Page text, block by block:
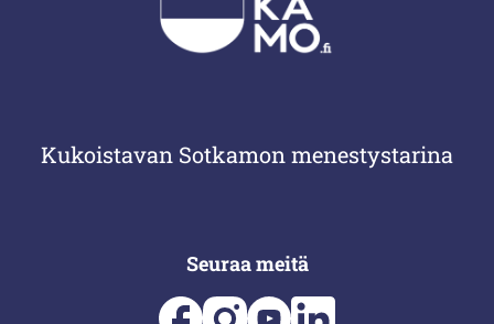
Kukoistavan Sotkamon menestystarina
Seuraa meitä